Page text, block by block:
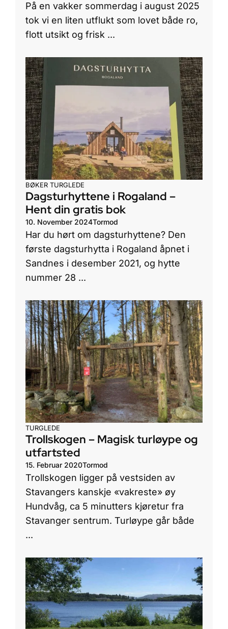
På en vakker sommerdag i august 2025
tok vi en liten utflukt som lovet både ro,
flott utsikt og frisk ...
BØKER TURGLEDE
Dagsturhyttene i Rogaland –
Hent din gratis bok
10. November 2024Tormod
Har du hørt om dagsturhyttene? Den
første dagsturhytta i Rogaland åpnet i
Sandnes i desember 2021, og hytte
nummer 28 ...
TURGLEDE
Trollskogen – Magisk turløype og
utfartsted
15. Februar 2020Tormod
Trollskogen ligger på vestsiden av
Stavangers kanskje «vakreste» øy
Hundvåg, ca 5 minutters kjøretur fra
Stavanger sentrum. Turløype går både
...